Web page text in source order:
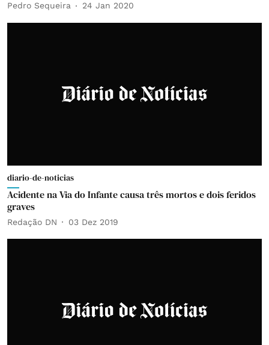
Pedro Sequeira 24 Jan 2020
diario-de-noticias
Acidente na Via do Infante causa três mortos e dois feridos
graves
Redação DN 03 Dez 2019